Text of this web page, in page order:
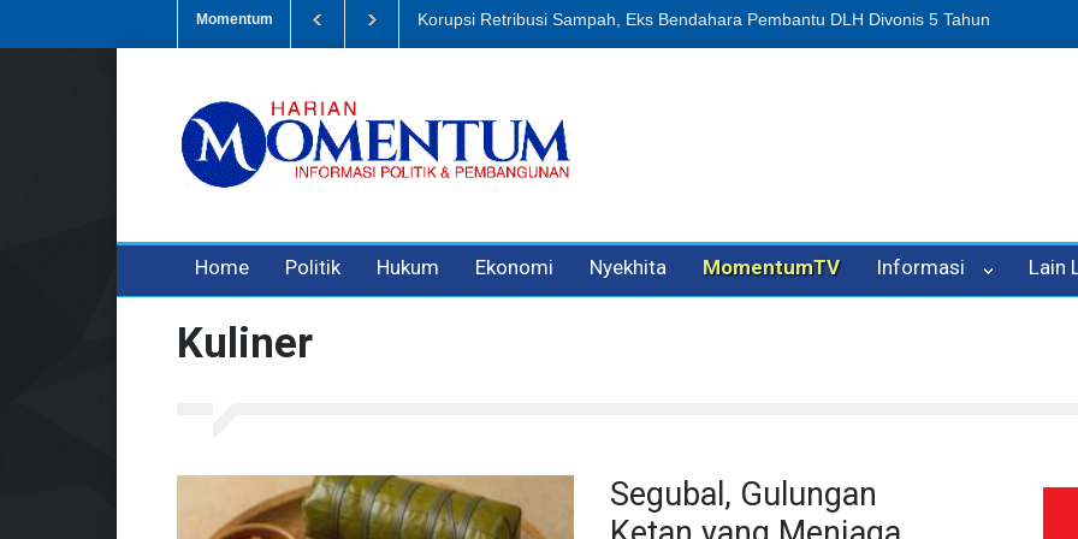
Momentum Dugaan Penipuan Oleh Oknum Kadis, Kuasa Hukum Pelapor Desak Polisi Tetapkan P-
Home Politik Hukum Ekonomi Nyekhita MomentumTV Informasi Lain
Kuliner
Segubal, Gulungan